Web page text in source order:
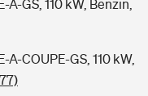
GS, 110 kW, Benzin,
COUPE-GS, 110 kW,